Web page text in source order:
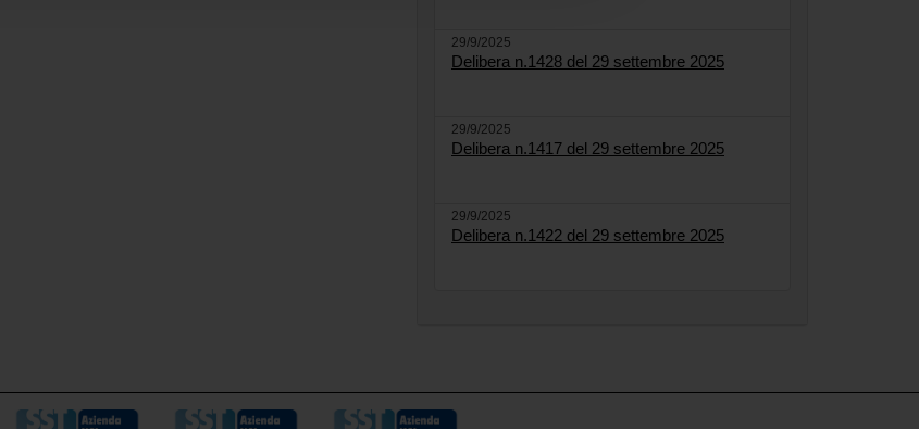
29/9/2025
Delibera n.1428 del 29 settembre 2025
29/9/2025
Delibera n.1417 del 29 settembre 2025
29/9/2025
Delibera n.1422 del 29 settembre 2025